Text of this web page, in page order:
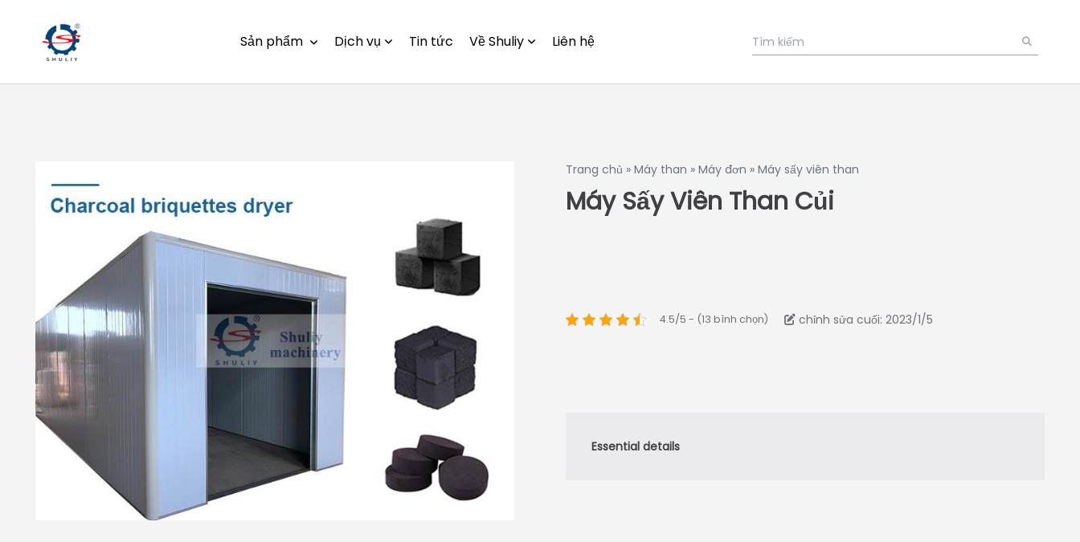
Sản phẩm Dịch vụ Tin tức Về Shuliy Liên hệ
Trang chủ » Máy than » Máy đơn » Máy sấy viên than
Máy Sấy Viên Than Củi
4.5/5 - (13 bình chọn) chỉnh sửa cuối: 2023/1/5